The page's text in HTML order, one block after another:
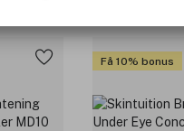
Få 10% bonus